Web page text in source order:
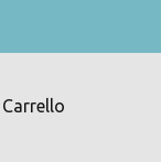
Carrello